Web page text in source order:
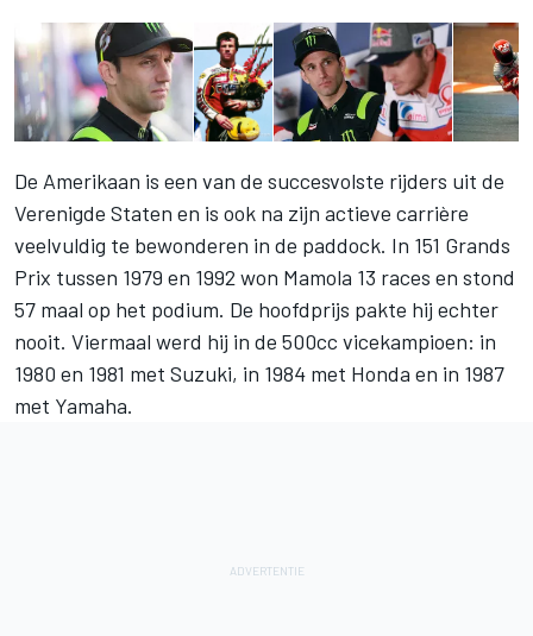
De Amerikaan is een van de succesvolste rijders uit de
Verenigde Staten en is ook na zijn actieve carrière
veelvuldig te bewonderen in de paddock. In 151 Grands
Prix tussen 1979 en 1992 won Mamola 13 races en stond
57 maal op het podium. De hoofdprijs pakte hij echter
nooit. Viermaal werd hij in de 500cc vicekampioen: in
1980 en 1981 met Suzuki, in 1984 met Honda en in 1987
met Yamaha.